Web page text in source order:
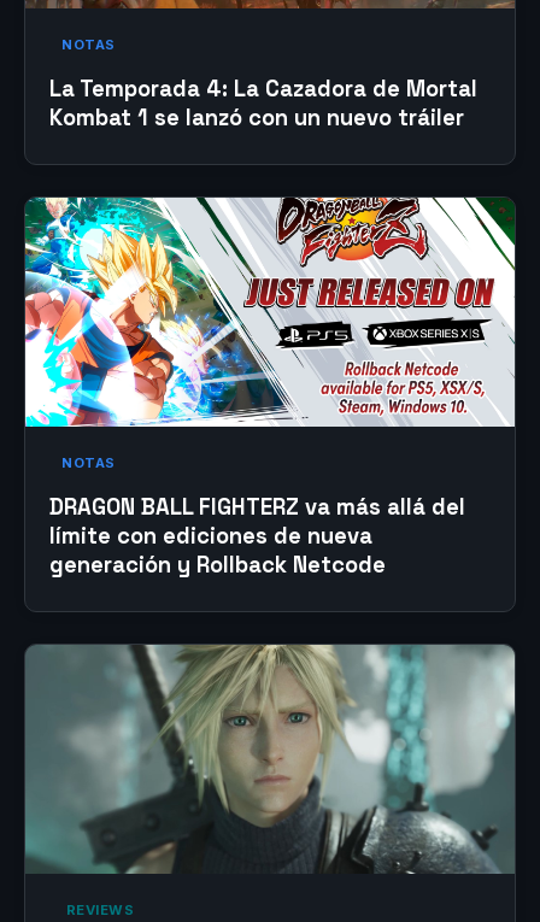
NOTAS
La Temporada 4: La Cazadora de Mortal
Kombat 1 se lanzó con un nuevo tráiler
NOTAS
DRAGON BALL FIGHTERZ va más allá del
límite con ediciones de nueva
generación y Rollback Netcode
‎ REVIEWS‎